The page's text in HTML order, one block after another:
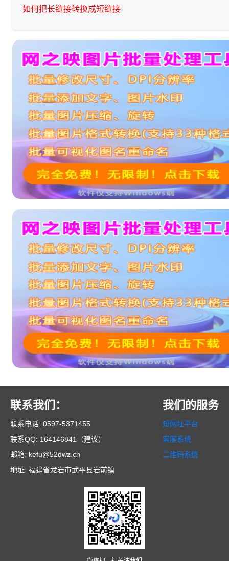
如何把长链接转换成短链接
联系我们：
联系电话: 0597-5371455
联系QQ: 164146841（建议）
邮箱: kefu@52dwz.cn
地址: 福建省龙岩市武平县岩前镇
我们的服务
短网址平台
客服系统
二维码系统